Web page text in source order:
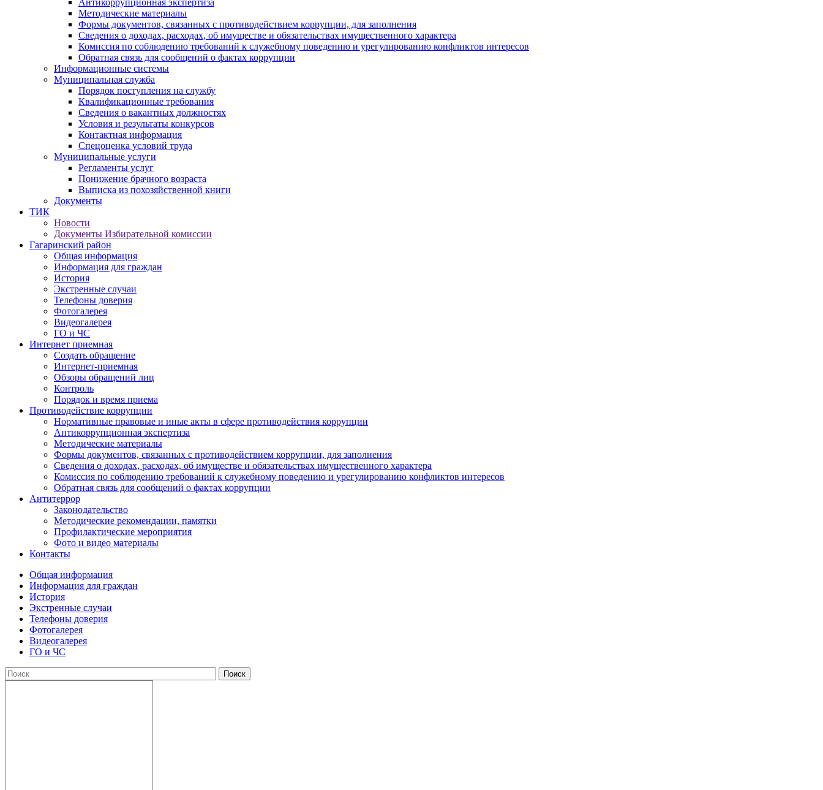
Антикоррупционная экспертиза
Методические материалы
Формы документов, связанных с противодействием коррупции, для заполнения
Сведения о доходах, расходах, об имуществе и обязательствах имущественного характера
Комиссия по соблюдению требований к служебному поведению и урегулированию конфликтов интересов
Обратная связь для сообщений о фактах коррупции
Информационные системы
Муниципальная служба
Порядок поступления на службу
Квалификационные требования
Сведения о вакантных должностях
Условия и результаты конкурсов
Контактная информация
Спецоценка условий труда
Муниципальные услуги
Регламенты услуг
Понижение брачного возраста
Выписка из похозяйственной книги
Документы
ТИК
Новости
Документы Избирательной комиссии
Гагаринский район
Общая информация
Информация для граждан
История
Экстренные случаи
Телефоны доверия
Фотогалерея
Видеогалерея
ГО и ЧС
Интернет приемная
Создать обращение
Интернет-приемная
Обзоры обращений лиц
Контроль
Порядок и время приема
Противодействие коррупции
Нормативные правовые и иные акты в сфере противодействия коррупции
Антикоррупционная экспертиза
Методические материалы
Формы документов, связанных с противодействием коррупции, для заполнения
Сведения о доходах, расходах, об имуществе и обязательствах имущественного характера
Комиссия по соблюдению требований к служебному поведению и урегулированию конфликтов интересов
Обратная связь для сообщений о фактах коррупции
Антитеррор
Законодательство
Методические рекомендации, памятки
Профилактические мероприятия
Фото и видео материалы
Контакты
Общая информация
Информация для граждан
История
Экстренные случаи
Телефоны доверия
Фотогалерея
Видеогалерея
ГО и ЧС